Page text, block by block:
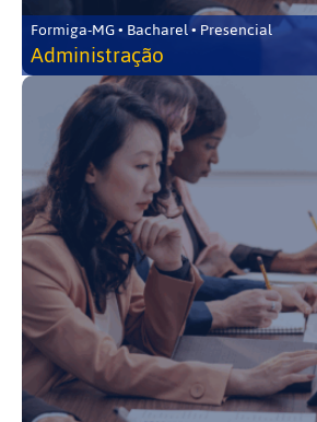
Formiga-MG • Bacharel • Presencial
Administração